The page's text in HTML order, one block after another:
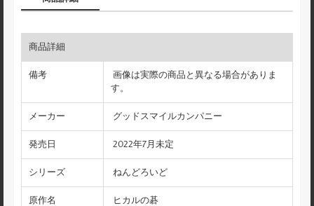
商品詳細
備考
画像は実際の商品と異なる場合がありま
す。
メーカー グッドスマイルカンパニー
発売日 2022年7月未定
シリーズ ねんどろいど
原作名 ヒカルの碁